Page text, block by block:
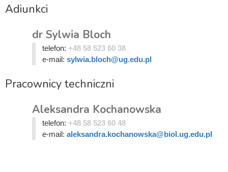
Adiunkci
dr Sylwia Bloch
telefon: +48 58 523 60 38
e-mail: sylwia.bloch@ug.edu.pl
Pracownicy techniczni
Aleksandra Kochanowska
telefon: +48 58 523 60 48
e-mail: aleksandra.kochanowska@biol.ug.edu.pl